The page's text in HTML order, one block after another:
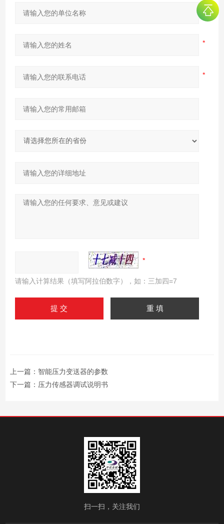
请输入计算结果（填写阿拉伯数字），如：三加四=7
上一篇： 智能压力变送器的参数
下一篇： 压力传感器调试说明书
扫一扫，关注我们